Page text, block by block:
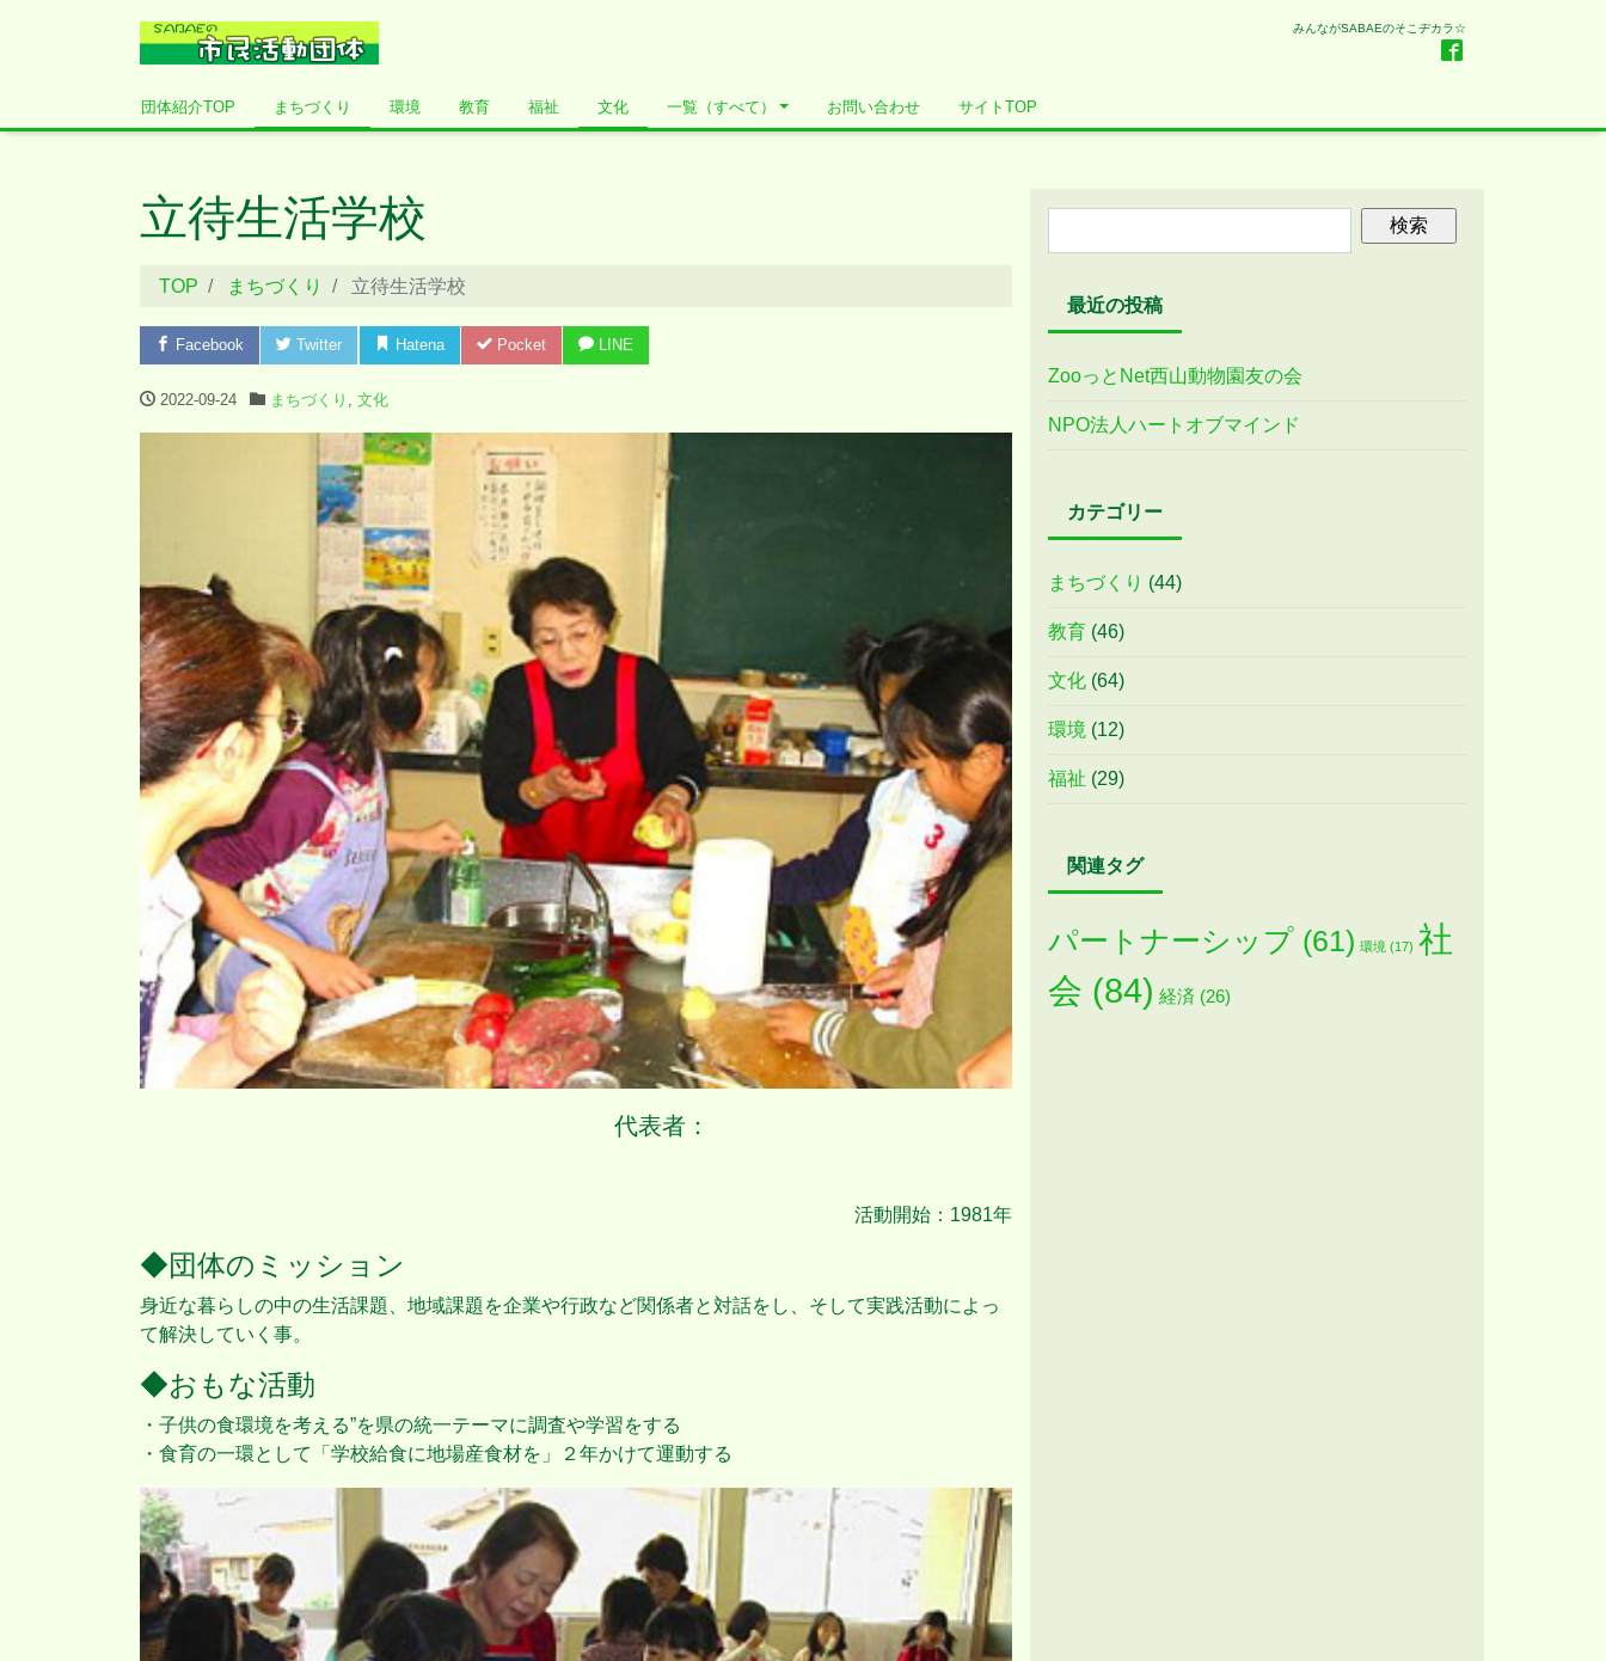
みんながSABAEのそこヂカラ☆
団体紹介TOP まちづくり 環境 教育 福祉 文化 一覧（すべて） お問い合わせ サイトTOP
立待生活学校
TOP まちづくり 立待生活学校
Facebook Twitter Hatena Pocket LINE
2022-09-24 まちづくり , 文化
代表者：
活動開始：1981年
◆団体のミッション
身近な暮らしの中の生活課題、地域課題を企業や行政など関係者と対話をし、そして実践活動によっ
て解決していく事。
◆おもな活動
・子供の食環境を考える”を県の統一テーマに調査や学習をする
・食育の一環として「学校給食に地場産食材を」２年かけて運動する
最近の投稿
ZooっとNet西山動物園友の会
NPO法人ハートオブマインド
カテゴリー
まちづくり (44)
教育 (46)
文化 (64)
環境 (12)
福祉 (29)
関連タグ
パートナーシップ (61) 環境 (17) 社
会 (84) 経済 (26)